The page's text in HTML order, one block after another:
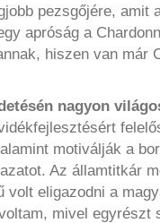
pezsgőjére, amit
apróság a
hiszen van már
nagyon
motiválják a
Az államtitkár
eligazodni a
mivel egyrészt